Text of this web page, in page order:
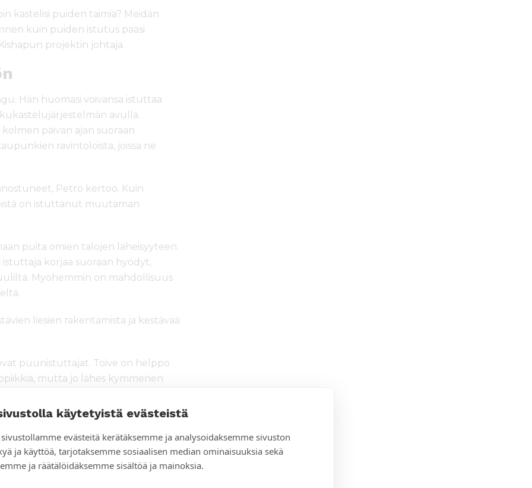
käytetyistä evästeistä
evästeitä kerätäksemme ja analysoidaksemme sivuston
ja käyttöä, tarjotaksemme sosiaalisen median ominaisuuksia sekä
ja räätälöidäksemme sisältöä ja mainoksia.
kastelisi puiden taimia? Meidän
kuin puiden istutus pääsi
Kishapun projektin johtaja.
Hän huomasi voivansa istuttaa
avulla.
päivän ajan suoraan
ravintoloista, joissa ne
Petro kertoo. Kuin
on istuttanut muutaman
puita omien talojen läheisyyteen.
korjaa suoraan hyödyt,
Myöhemmin on mahdollisuus
liesien rakentamista ja kestävää
puunistuttajat. Toive on helppo
mutta jo lähes kymmenen
pienet, tuskin puolet
energiasta pohjautuu biomassaan:
on 400 000 hehtaarin